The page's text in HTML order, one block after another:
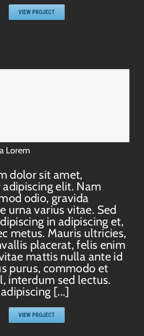
VIEW PROJECT
Lorem
dolor sit amet,
elit. Nam
odio, gravida
urna varius vitae. Sed
in adipiscing et,
metus. Mauris ultricies,
placerat, felis enim
mattis nulla ante id
purus, commodo et
interdum sed lectus.
[...]
VIEW PROJECT